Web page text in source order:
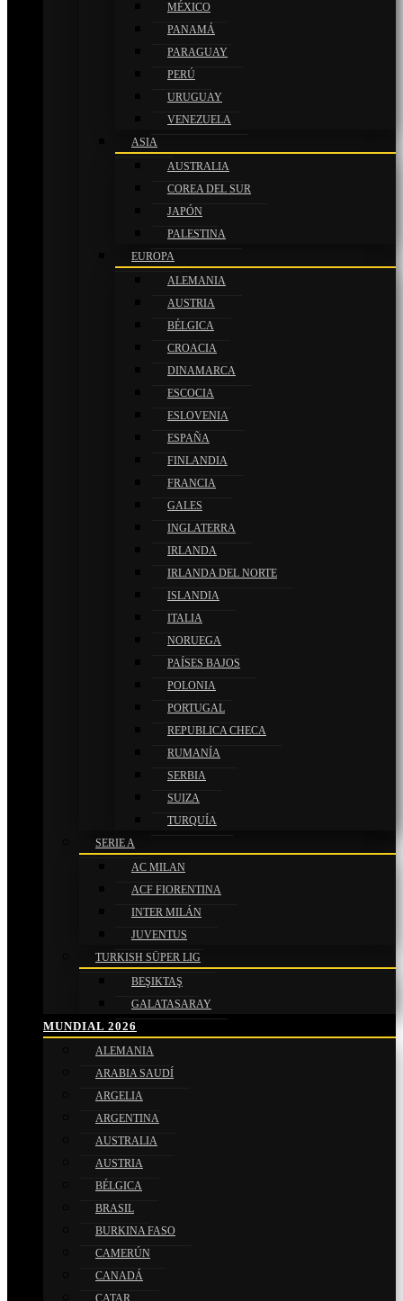
MÉXICO
PANAMÁ
PARAGUAY
PERÚ
URUGUAY
VENEZUELA
ASIA
AUSTRALIA
COREA DEL SUR
JAPÓN
PALESTINA
EUROPA
ALEMANIA
AUSTRIA
BÉLGICA
CROACIA
DINAMARCA
ESCOCIA
ESLOVENIA
ESPAÑA
FINLANDIA
FRANCIA
GALES
INGLATERRA
IRLANDA
IRLANDA DEL NORTE
ISLANDIA
ITALIA
NORUEGA
PAÍSES BAJOS
POLONIA
PORTUGAL
REPUBLICA CHECA
RUMANÍA
SERBIA
SUIZA
TURQUÍA
SERIE A
AC MILAN
ACF FIORENTINA
INTER MILÁN
JUVENTUS
TURKISH SÜPER LIG
BEŞIKTAŞ
GALATASARAY
MUNDIAL 2026
ALEMANIA
ARABIA SAUDÍ
ARGELIA
ARGENTINA
AUSTRALIA
AUSTRIA
BÉLGICA
BRASIL
BURKINA FASO
CAMERÚN
CANADÁ
CATAR